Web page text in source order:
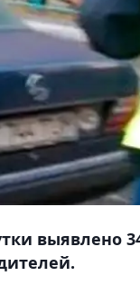
выявлено